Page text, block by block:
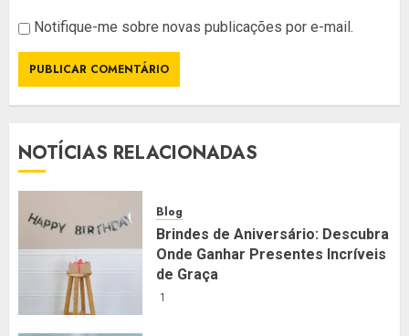
Notifique-me sobre novas publicações por e-mail.
NOTÍCIAS RELACIONADAS
Blog
Brindes de Aniversário: Descubra
Onde Ganhar Presentes Incríveis
de Graça
1